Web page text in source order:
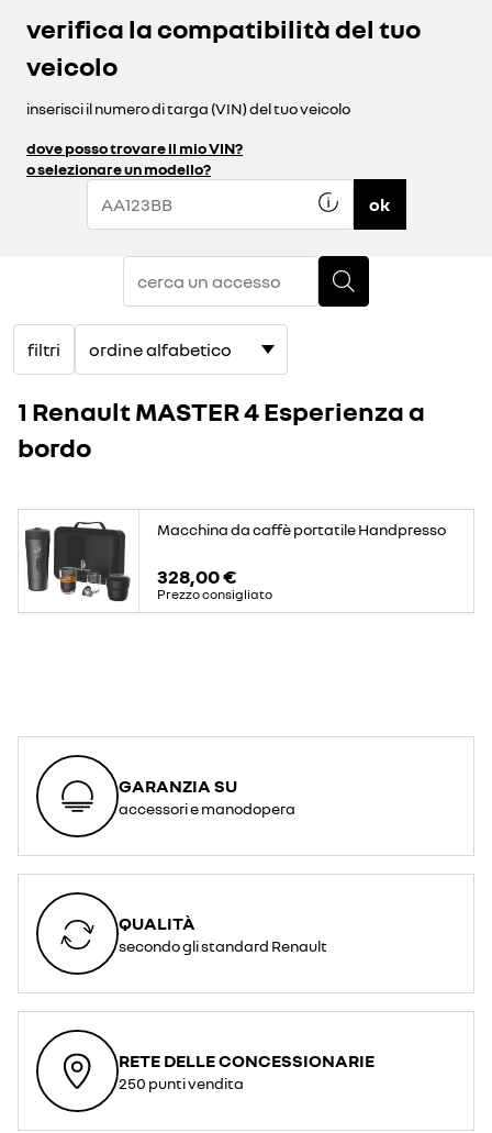
verifica la compatibilità del tuo
veicolo
inserisci il numero di targa (VIN) del tuo veicolo
dove posso trovare il mio VIN?
o selezionare un modello?
ok
filtri
1 Renault MASTER 4 Esperienza a
bordo
Macchina da caffè portatile Handpresso
328,00 €
Prezzo consigliato
GARANZIA SU
accessori e manodopera
QUALITÀ
secondo gli standard Renault
RETE DELLE CONCESSIONARIE
250 punti vendita